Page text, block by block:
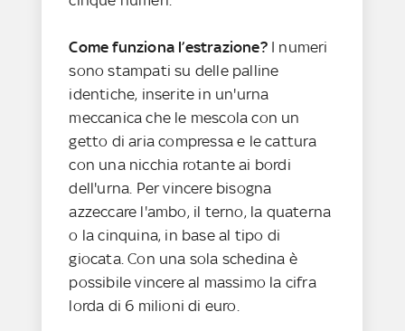
Come funziona l’estrazione?I numeri
sono stampati su delle palline
identiche, inserite in un'urna
meccanica che le mescola con un
getto di aria compressa e le cattura
con una nicchia rotante ai bordi
dell'urna. Per vincere bisogna
azzeccare l'ambo, il terno, la quaterna
o la cinquina, in base al tipo di
giocata. Con una sola schedina è
possibile vincere al massimo la cifra
lorda di 6 milioni di euro.